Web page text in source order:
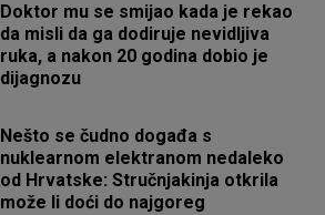
Doktor mu se smijao kada je rekao
da misli da ga dodiruje nevidljiva
ruka, a nakon 20 godina dobio je
dijagnozu
Nešto se čudno događa s
nuklearnom elektranom nedaleko
od Hrvatske: Stručnjakinja otkrila
može li doći do najgoreg